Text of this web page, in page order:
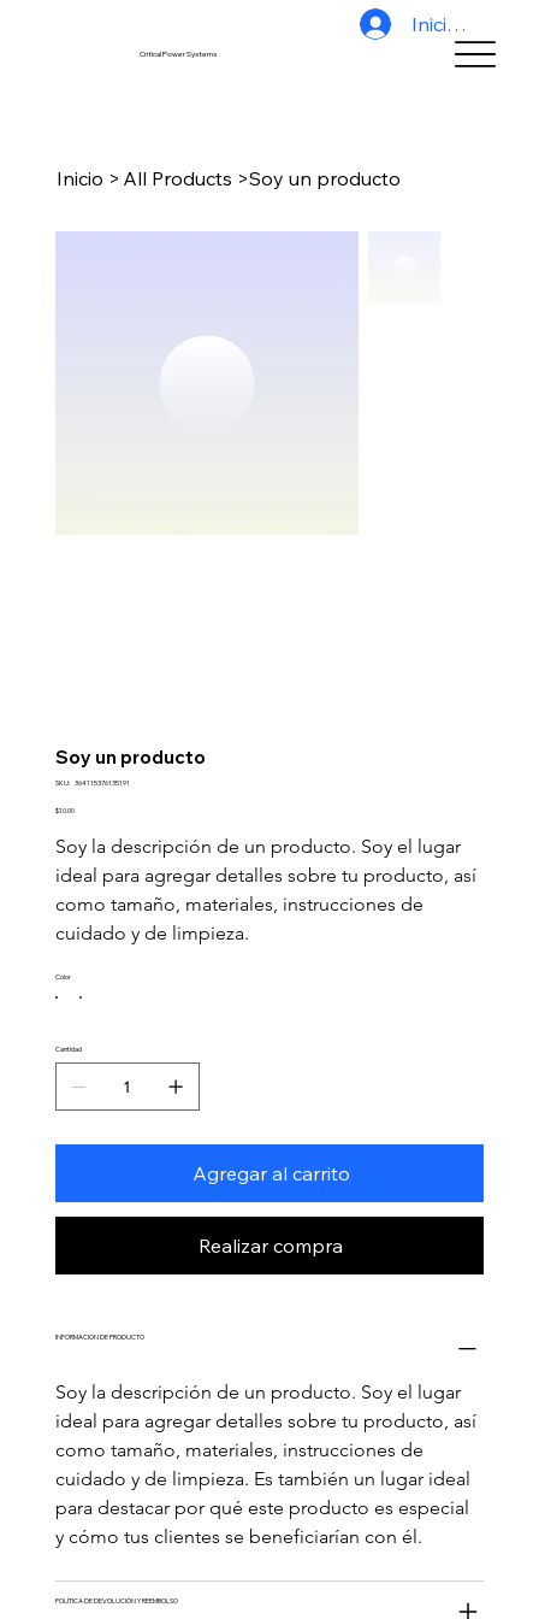
Critical Power Systems
Iniciar sesión
Inicio > All Products >Soy un producto
Soy un producto
SKU: SKU
364115376135191
Precio
$10.00
Soy la descripción de un producto. Soy el lugar
ideal para agregar detalles sobre tu producto, así
como tamaño, materiales, instrucciones de
cuidado y de limpieza.
Color
Cantidad
Agregar al carrito
Realizar compra
INFORMACIÓN DE PRODUCTO
Soy la descripción de un producto. Soy el lugar
ideal para agregar detalles sobre tu producto, así
como tamaño, materiales, instrucciones de
cuidado y de limpieza. Es también un lugar ideal
para destacar por qué este producto es especial
y cómo tus clientes se beneficiarían con él.
POLÍTICA DE DEVOLUCIÓN Y REEMBOLSO